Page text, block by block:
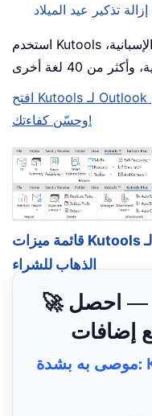
إزالة تذكير عيد الميلاد
استخدم Kutools باللغة التي تفضلها – يدعم الإنجليزية، الإسبانية،
افتح Kutools لـ Outlook بنقرة واحدة فورًا! لا تنتظر، نزّله الآن
وحسّن كفاءتك!
الذهاب للشراء
🚀 التنزيل بنقرة واحدة — احصل
موصى به بشدة: Kutools for Office (5 في